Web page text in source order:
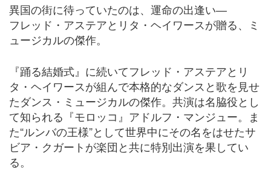
異国の街に待っていたのは、運命の出逢い―
フレッド・アステアとリタ・ヘイワースが贈る、ミ
ュージカルの傑作。
『踊る結婚式』に続いてフレッド・アステアとリ
タ・ヘイワースが組んで本格的なダンスと歌を見せ
たダンス・ミュージカルの傑作。共演は名脇役とし
て知られる『モロッコ』アドルフ・マンジュー。ま
た“ルンバの王様”として世界中にその名をはせたサ
ビア・クガートが楽団と共に特別出演を果してい
る。